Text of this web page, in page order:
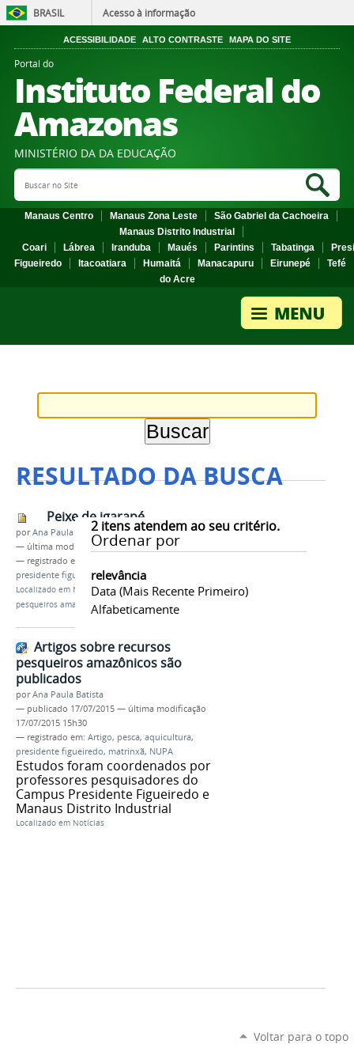
BRASIL Acesso à informação
ACESSIBILIDADE ALTO CONTRASTE MAPA DO SITE
Portal do
Instituto Federal do
Amazonas
MINISTÉRIO DA DA EDUCAÇÃO
Search Site
Manaus Centro Manaus Zona Leste
São Gabriel da Cachoeira
Manaus Distrito Industrial
Coari
Lábrea Iranduba Maués Parintins Tabatinga
Figueiredo
Itacoatiara Humaitá Manacapuru Eirunepé
Tefé
do Acre
RESULTADO DA BUSCA
2itens atendem ao seu critério.
Ordenar por
relevância
Data (mais Recente Primeiro)
Alfabeticamente
Peixe de igarapé
porAna Paula Batista
— última modificação17/07/2015 14h57
— registrado em:
presidente figueiredo ,matrinxã,
Localizado em Notícias /Artigos sobre recursos
pesqueiros amazônicos são publicados
Artigos sobre recursos
pesqueiros amazônicos são
publicados
porAna Paula Batista
— publicado 17/07/2015 — última modificação
17/07/2015 15h30
— registrado em: Artigo, pesca, aquicultura,
presidente figueiredo, matrinxã, NUPA
Estudos foram coordenados por
professores pesquisadores do
Campus Presidente Figueiredo e
Manaus Distrito Industrial
Localizado em Notícias
Voltar para o topo